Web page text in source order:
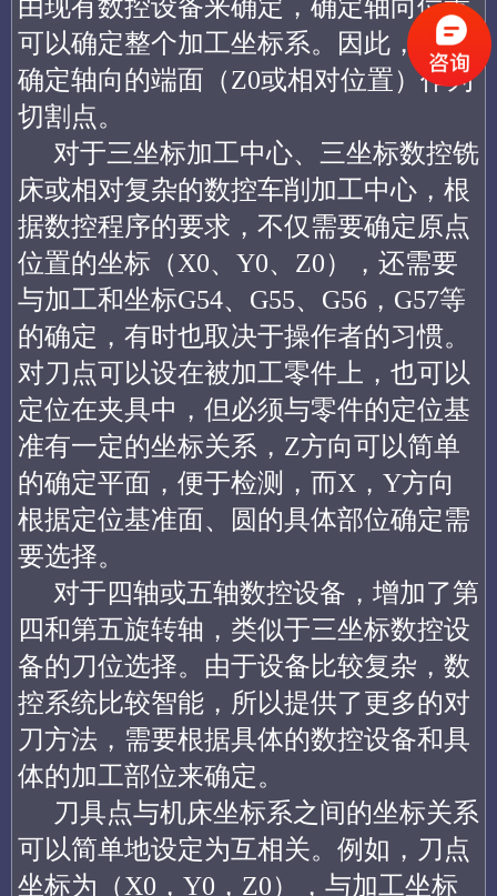
由现有数控设备来确定，确定轴向位置
可以确定整个加工坐标系。因此，只需
确定轴向的端面（Z0或相对位置）作为
切割点。
对于三坐标加工中心、三坐标数控铣
床或相对复杂的数控车削加工中心，根
据数控程序的要求，不仅需要确定原点
位置的坐标（X0、Y0、Z0），还需要
与加工和坐标G54、G55、G56，G57等
的确定，有时也取决于操作者的习惯。
对刀点可以设在被加工零件上，也可以
定位在夹具中，但必须与零件的定位基
准有一定的坐标关系，Z方向可以简单
的确定平面，便于检测，而X，Y方向
根据定位基准面、圆的具体部位确定需
要选择。
对于四轴或五轴数控设备，增加了第
四和第五旋转轴，类似于三坐标数控设
备的刀位选择。由于设备比较复杂，数
控系统比较智能，所以提供了更多的对
刀方法，需要根据具体的数控设备和具
体的加工部位来确定。
刀具点与机床坐标系之间的坐标关系
可以简单地设定为互相关。例如，刀点
坐标为（X0，Y0，Z0），与加工坐标